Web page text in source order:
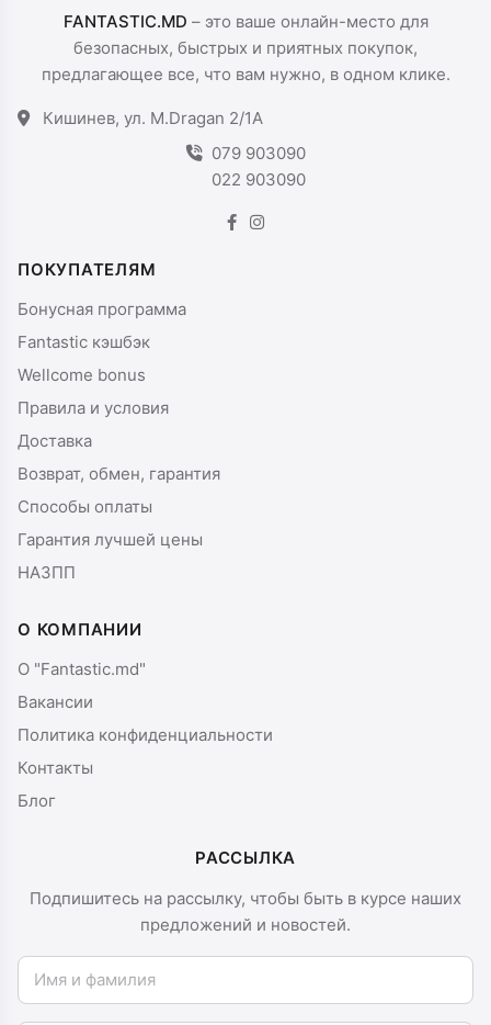
FANTASTIC.MD – это ваше онлайн-место для
безопасных, быстрых и приятных покупок,
предлагающее все, что вам нужно, в одном клике.
Кишинев, ул. M.Dragan 2/1A
079 903090
022 903090
ПОКУПАТЕЛЯМ
Бонусная программа
Fantastic кэшбэк
Wellcome bonus
Правила и условия
Доставка
Возврат, обмен, гарантия
Способы оплаты
Гарантия лучшей цены
НАЗПП
О КОМПАНИИ
О "Fantastic.md"
Вакансии
Политика конфиденциальности
Контакты
Блог
РАССЫЛКА
Подпишитесь на рассылку, чтобы быть в курсе наших
предложений и новостей.
Имя и фамилия